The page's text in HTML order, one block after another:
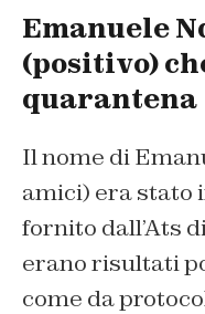
Emanuele
(positivo)
quarantena
Il nome di
amici) era stato
fornito dall’Ats
erano risultati
come da